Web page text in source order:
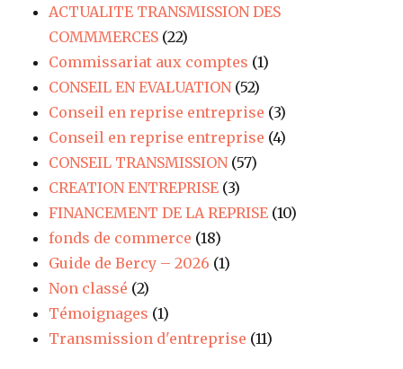
ACTUALITE TRANSMISSION DES
COMMMERCES (22)
Commissariat aux comptes (1)
CONSEIL EN EVALUATION(52)
Conseil en reprise entreprise (3)
Conseil en reprise entreprise (4)
CONSEIL TRANSMISSION(57)
CREATION ENTREPRISE (3)
FINANCEMENT DE LA REPRISE (10)
fonds de commerce (18)
Guide de Bercy – 2026 (1)
Non classé (2)
Témoignages (1)
Transmission d'entreprise (11)